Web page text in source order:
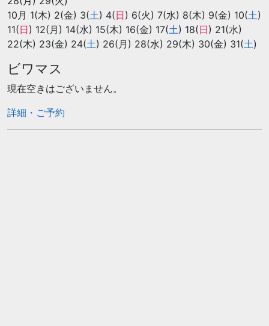
10月 1(木) 2(金) 3(土) 4(日) 6(火) 7(水) 8(木) 9(金) 10(土)
11(日) 12(月) 14(水) 15(木) 16(金) 17(土) 18(日) 21(水)
22(木) 23(金) 24(土) 26(月) 28(水) 29(木) 30(金) 31(土)
ビワマス
現在空きはございません。
詳細・ご予約